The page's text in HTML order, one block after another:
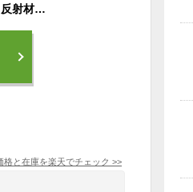
【エントリーでP10倍】【6色】スラップ式 USB充電 反射材入 LED アーム バンド ワンタッチで装着 発光 3モード セフティバンド 光るリストバンド 光アームバンド ランニング ライトバンド 充電式 ウォーキングライト 高輝度LED LEDライト 自転車 サイクリング
格と在庫を楽天でチェック >>